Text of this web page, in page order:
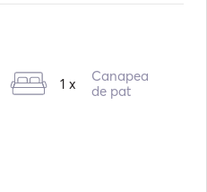
1 x
Canapea
de pat